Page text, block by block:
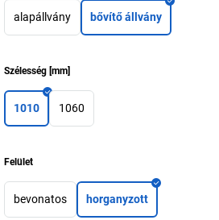
alapállvány bővítő állvány
Szélesség [mm]
1010 1060
Felület
bevonatos horganyzott